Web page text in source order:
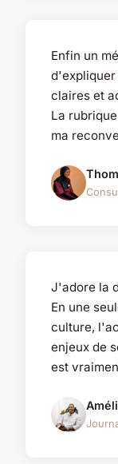
Enfin un
d'expliquer
claires et
La
ma
J'adore la
En une
culture,
enjeux de
est